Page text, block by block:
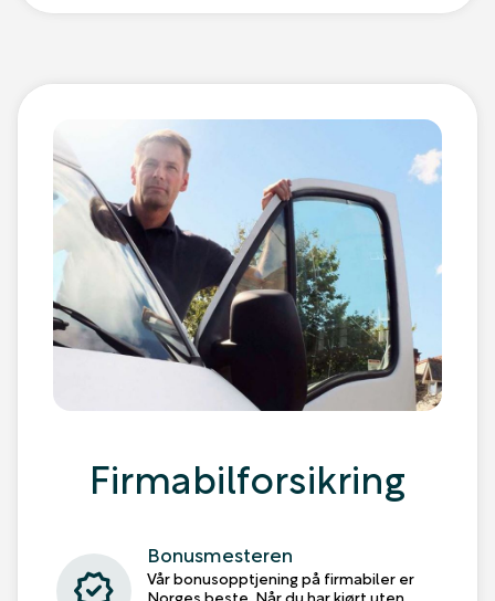
Firmabilforsikring
Bonusmesteren
Vår bonusopptjening på firmabiler er
Norges beste. Når du har kjørt uten